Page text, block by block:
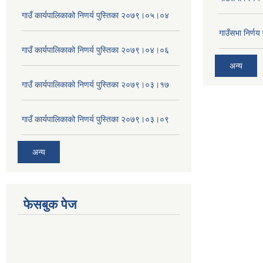
गाउँ कार्यपालिकाको निणर्य पुस्तिका २०७९।०५।०४
गाउँ कार्यपालिकाको निणर्य पुस्तिका २०७९।०४।०६
गाउँ कार्यपालिकाको निणर्य पुस्तिका २०७९।०३।१७
गाउँ कार्यपालिकाको निणर्य पुस्तिका २०७९।०३।०९
अन्य
गाउँसभा
अन्य
फेसबुक पेज